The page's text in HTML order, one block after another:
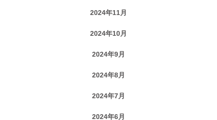
2024年11月
2024年10月
2024年9月
2024年8月
2024年7月
2024年6月